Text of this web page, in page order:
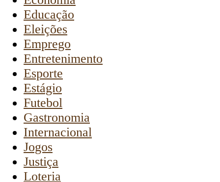
Educação
Eleições
Emprego
Entretenimento
Esporte
Estágio
Futebol
Gastronomia
Internacional
Jogos
Justiça
Loteria